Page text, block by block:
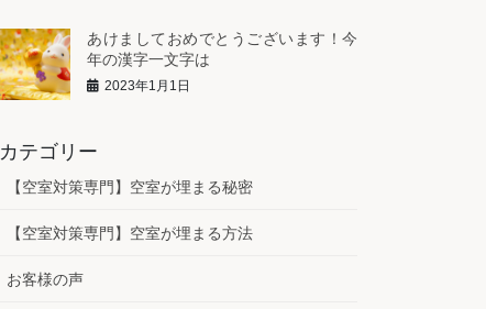
あけましておめでとうございます！今
年の漢字一文字は
2023年1月1日
カテゴリー
【空室対策専門】空室が埋まる秘密
【空室対策専門】空室が埋まる方法
お客様の声